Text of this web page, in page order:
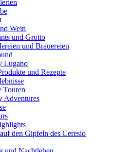
Wein
und Grotto
und Brauereien
Lugano
und Rezepte
Touren
Adventures
den Gipfeln des Ceresio